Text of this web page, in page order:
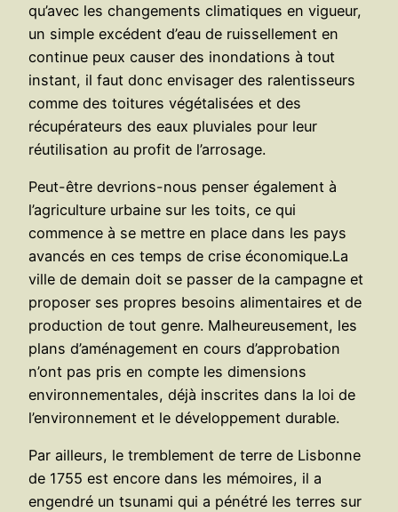
qu’avec les changements climatiques en vigueur,
un simple excédent d’eau de ruissellement en
continue peux causer des inondations à tout
instant, il faut donc envisager des ralentisseurs
comme des toitures végétalisées et des
récupérateurs des eaux pluviales pour leur
réutilisation au profit de l’arrosage.
Peut-être devrions-nous penser également à
l’agriculture urbaine sur les toits, ce qui
commence à se mettre en place dans les pays
avancés en ces temps de crise économique.La
ville de demain doit se passer de la campagne et
proposer ses propres besoins alimentaires et de
production de tout genre. Malheureusement, les
plans d’aménagement en cours d’approbation
n’ont pas pris en compte les dimensions
environnementales, déjà inscrites dans la loi de
l’environnement et le développement durable.
Par ailleurs, le tremblement de terre de Lisbonne
de 1755 est encore dans les mémoires, il a
engendré un tsunami qui a pénétré les terres sur